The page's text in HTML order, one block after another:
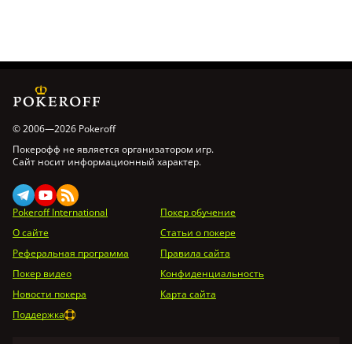
© 2006—2026 Pokeroff
Покерофф не является организатором игр.
Сайт носит информационный характер.
Pokeroff International
Покер обучение
О сайте
Статьи о покере
Реферальная программа
Правила сайта
Покер видео
Конфиденциальность
Новости покера
Карта сайта
Поддержка